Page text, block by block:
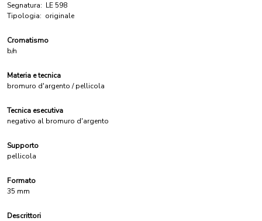
Segnatura: LE 598
Tipologia: originale
Cromatismo
b/n
Materia e tecnica
bromuro d'argento / pellicola
Tecnica esecutiva
negativo al bromuro d'argento
Supporto
pellicola
Formato
35 mm
Descrittori